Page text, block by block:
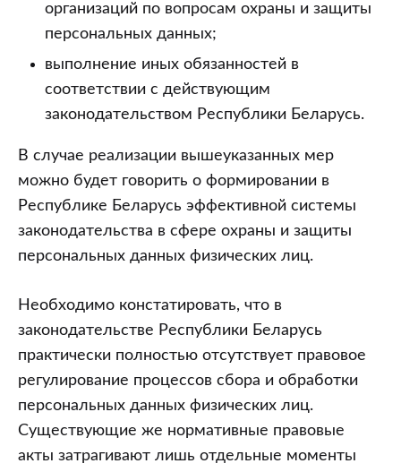
организаций по вопросам охраны и защиты
персональных данных;
выполнение иных обязанностей в
соответствии с действующим
законодательством Республики Беларусь.
В случае реализации вышеуказанных мер
можно будет говорить о формировании в
Республике Беларусь эффективной системы
законодательства в сфере охраны и защиты
персональных данных физических лиц.
Необходимо констатировать, что в
законодательстве Республики Беларусь
практически полностью отсутствует правовое
регулирование процессов сбора и обработки
персональных данных физических лиц.
Существующие же нормативные правовые
акты затрагивают лишь отдельные моменты